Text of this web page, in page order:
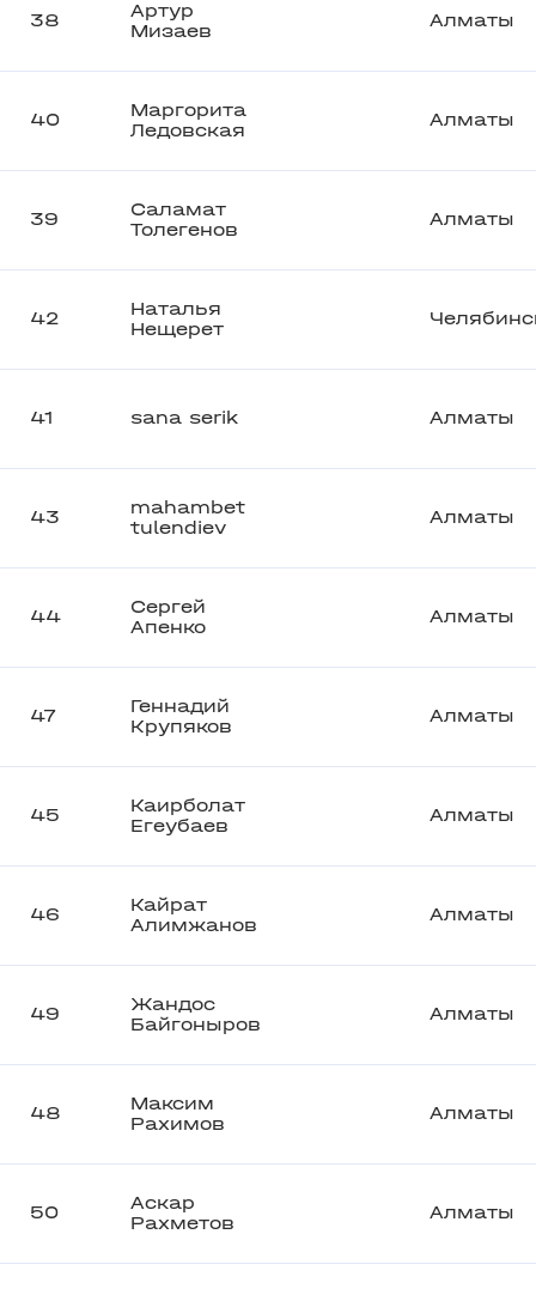
38
Артур
Мизаев
Алматы
40
Маргорита
Ледовская
Алматы
39
Саламат
Толегенов
Алматы
42
Наталья
Нещерет
41 sana serik Алматы
43
mahambet
tulendiev
Алматы
44
Сергей
Апенко
Алматы
47
Геннадий
Крупяков
Алматы
45
Каирболат
Егеубаев
Алматы
46
Кайрат
Алимжанов
Алматы
49
Жандос
Байгоныров
Алматы
48
Максим
Рахимов
Алматы
50
Аскар
Рахметов
Алматы